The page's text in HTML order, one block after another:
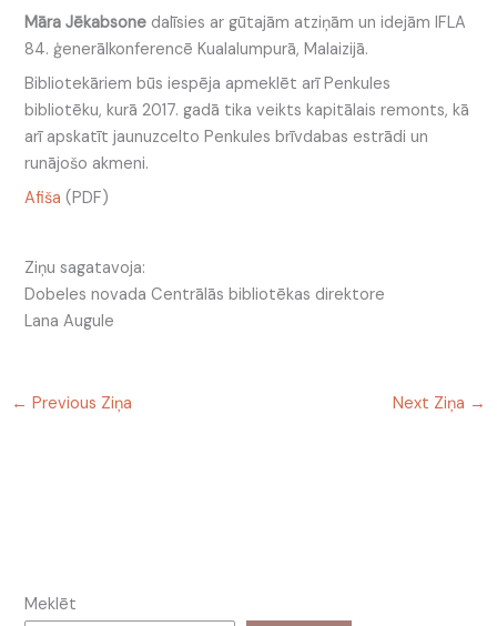
Māra Jēkabsone dalīsies ar gūtajām atziņām un idejām IFLA
84. ģenerālkonferencē Kualalumpurā, Malaizijā.
Bibliotekāriem būs iespēja apmeklēt arī Penkules
bibliotēku, kurā 2017. gadā tika veikts kapitālais remonts, kā
arī apskatīt jaunuzcelto Penkules brīvdabas estrādi un
runājošo akmeni.
Afiša (PDF)
Ziņu sagatavoja:
Dobeles novada Centrālās bibliotēkas direktore
Lana Augule
← Previous Ziņa Next Ziņa →
Meklēt